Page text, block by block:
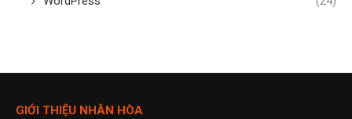
GIỚI THIỆU NHÂN HÒA